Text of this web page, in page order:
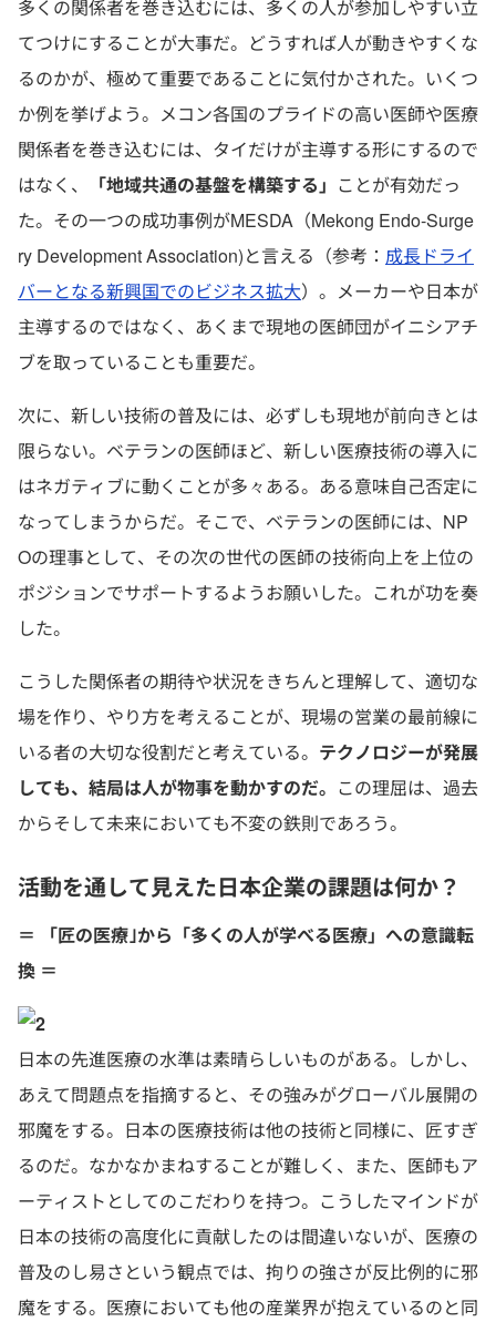
多くの関係者を巻き込むには、多くの人が参加しやすい立
てつけにすることが大事だ。どうすれば人が動きやすくな
るのかが、極めて重要であることに気付かされた。いくつ
か例を挙げよう。メコン各国のプライドの高い医師や医療
関係者を巻き込むには、タイだけが主導する形にするので
はなく、
「地域共通の基盤を構築する」 ことが有効だっ
た。その一つの成功事例がMESDA（Mekong Endo-Surge
ry Development Association)と言える（参考： 成長ドライ
バーとなる新興国でのビジネス拡大）。メーカーや日本が
主導するのではなく、あくまで現地の医師団がイニシアチ
ブを取っていることも重要だ。
次に、新しい技術の普及には、必ずしも現地が前向きとは
限らない。ベテランの医師ほど、新しい医療技術の導入に
はネガティブに動くことが多々ある。ある意味自己否定に
なってしまうからだ。そこで、ベテランの医師には、NP
Oの理事として、その次の世代の医師の技術向上を上位の
ポジションでサポートするようお願いした。これが功を奏
した。
こうした関係者の期待や状況をきちんと理解して、適切な
場を作り、やり方を考えることが、現場の営業の最前線に
いる者の大切な役割だと考えている。 テクノロジーが発展
しても、結局は人が物事を動かすのだ。 この理屈は、過去
からそして未来においても不変の鉄則であろう。
活動を通して見えた日本企業の課題は何か？
＝ 「匠の医療｣から「多くの人が学べる医療」への意識転
換 ＝
日本の先進医療の水準は素晴らしいものがある。しかし、
あえて問題点を指摘すると、その強みがグローバル展開の
邪魔をする。日本の医療技術は他の技術と同様に、匠すぎ
るのだ。なかなかまねすることが難しく、また、医師もア
ーティストとしてのこだわりを持つ。こうしたマインドが
日本の技術の高度化に貢献したのは間違いないが、医療の
普及のし易さという観点では、拘りの強さが反比例的に邪
魔をする。医療においても他の産業界が抱えているのと同